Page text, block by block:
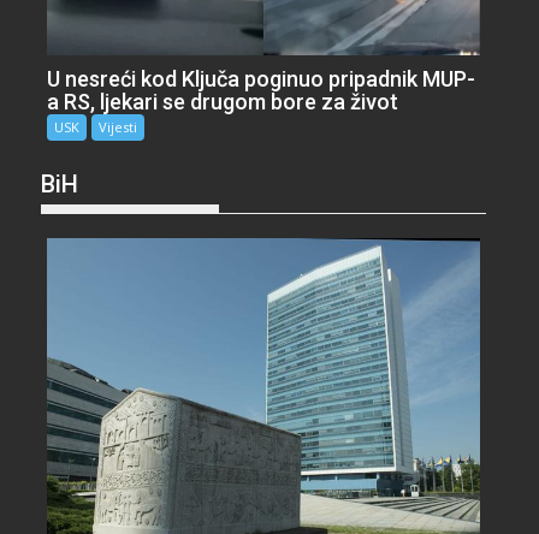
U nesreći kod Ključa poginuo pripadnik MUP-
a RS, ljekari se drugom bore za život
USK Vijesti
BiH